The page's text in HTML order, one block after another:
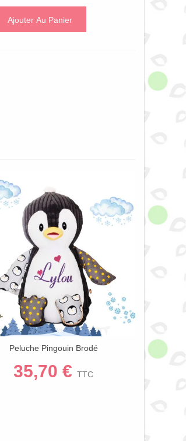
Ajouter Au Panier
Afficher Plus
Peluche Pingouin Brodé
35,70 € TTC